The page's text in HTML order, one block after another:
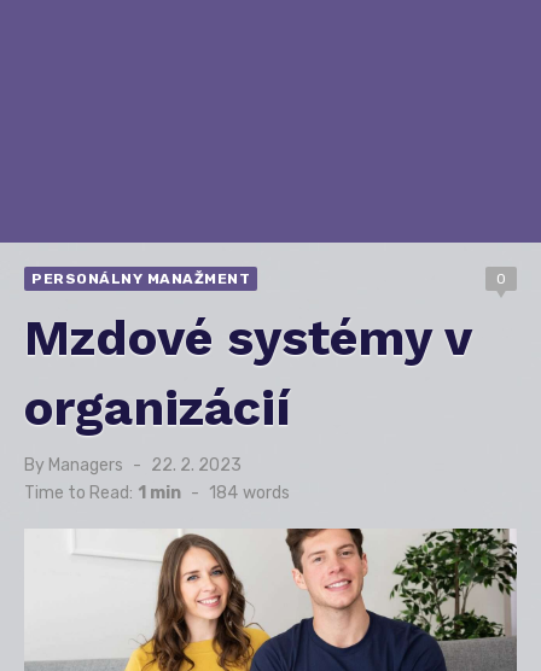
PERSONÁLNY MANAŽMENT 0
Mzdové systémy v
organizácií
By Managers
Posted
on
22. 2. 2023
Time to Read: 1 min - 184 words